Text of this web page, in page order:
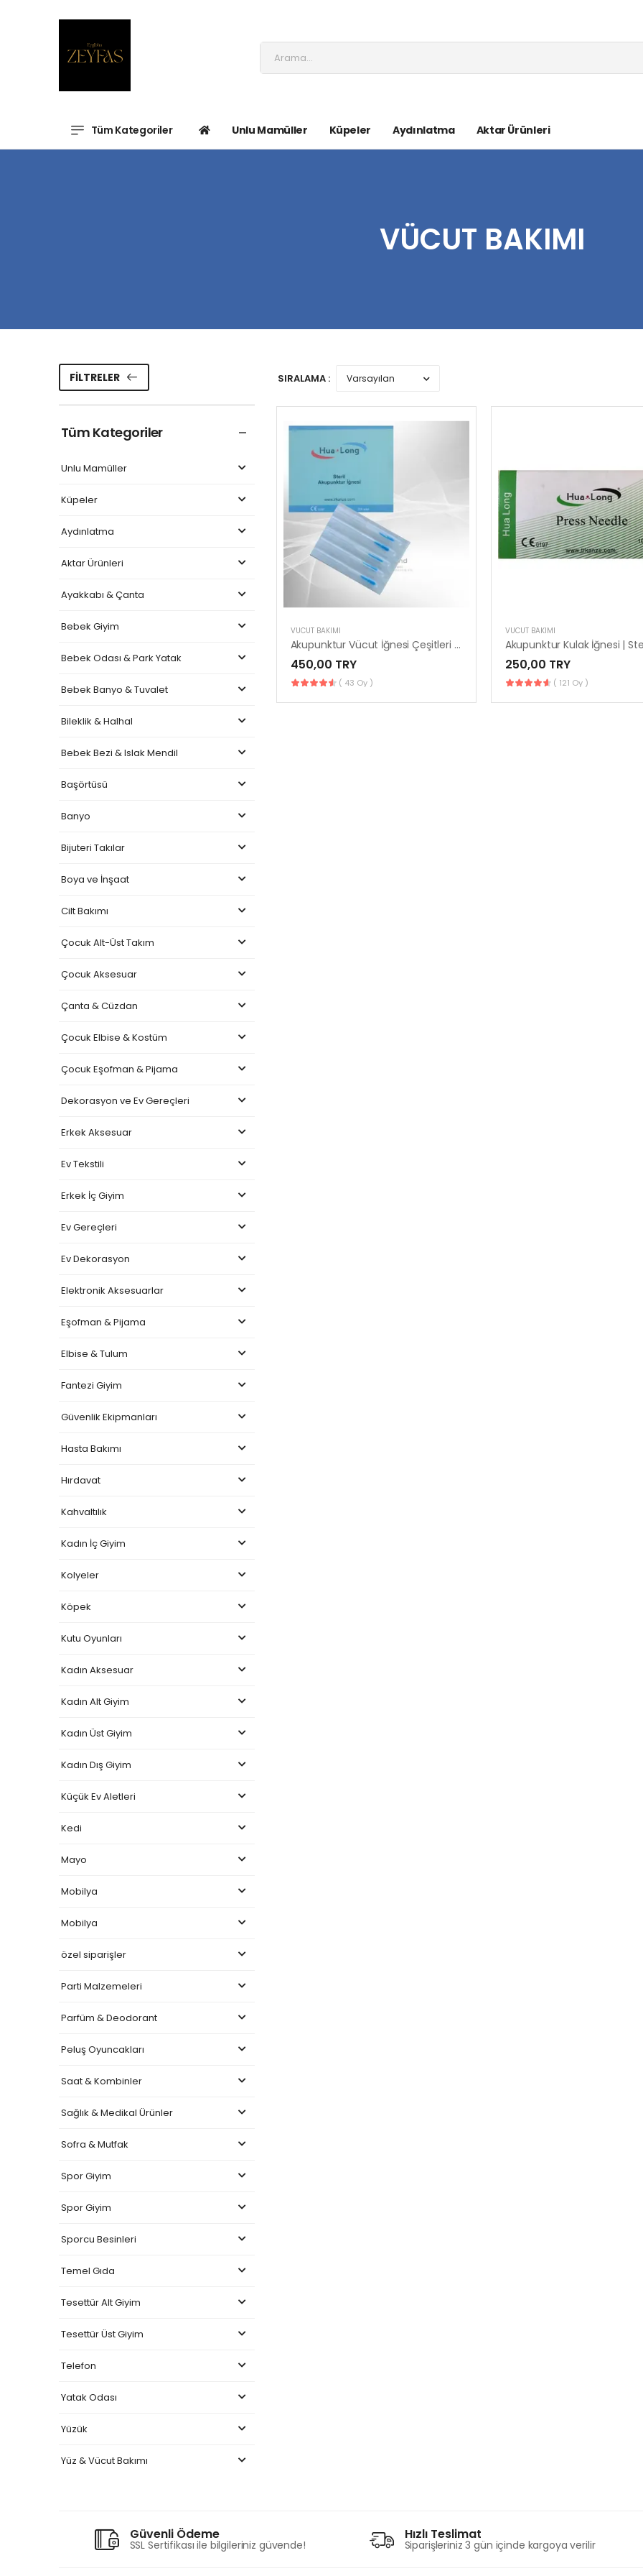
Tüm Kategoriler Unlu Mamüller Küpeler Aydınlatma Aktar Ürünleri
VÜCUT BAKIMI
FILTRELER
Tüm Kategoriler
Unlu Mamüller
Küpeler
Aydınlatma
Aktar Ürünleri
Ayakkabı & Çanta
Bebek Giyim
Bebek Odası & Park Yatak
Bebek Banyo & Tuvalet
Bileklik & Halhal
Bebek Bezi & Islak Mendil
Başörtüsü
Banyo
Bijuteri Takılar
Boya ve İnşaat
Cilt Bakımı
Çocuk Alt-Üst Takım
Çocuk Aksesuar
Çanta & Cüzdan
Çocuk Elbise & Kostüm
Çocuk Eşofman & Pijama
Dekorasyon ve Ev Gereçleri
Erkek Aksesuar
Ev Tekstili
Erkek İç Giyim
Ev Gereçleri
Ev Dekorasyon
Elektronik Aksesuarlar
Eşofman & Pijama
Elbise & Tulum
Fantezi Giyim
Güvenlik Ekipmanları
Hasta Bakımı
Hırdavat
Kahvaltılık
Kadın İç Giyim
Kolyeler
Köpek
Kutu Oyunları
Kadın Aksesuar
Kadın Alt Giyim
Kadın Üst Giyim
Kadın Dış Giyim
Küçük Ev Aletleri
Kedi
Mayo
Mobilya
Mobilya
özel siparişler
Parti Malzemeleri
Parfüm & Deodorant
Peluş Oyuncakları
Saat & Kombinler
Sağlık & Medikal Ürünler
Sofra & Mutfak
Spor Giyim
Spor Giyim
Sporcu Besinleri
Temel Gıda
Tesettür Alt Giyim
Tesettür Üst Giyim
Telefon
Yatak Odası
Yüzük
Yüz & Vücut Bakımı
SIRALAMA :
VÜCUT BAKIMI
Akupunktur Vücut İğnesi Çeşitleri | Kaliteli & Steril İğneler
450,00 TRY
( 43 Oy )
VÜCUT BAKIMI
250,00 TRY
( 121 Oy )
Güvenli Ödeme
SSL Sertifikası ile bilgileriniz güvende!
Hızlı Teslimat
Siparişleriniz 3 gün içinde kargoya verilir